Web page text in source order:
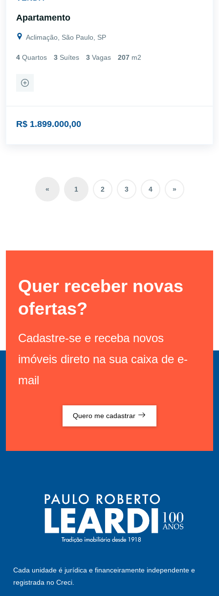
Apartamento
Aclimação, São Paulo, SP
4 Quartos 3 Suítes 3 Vagas 207 m2
R$ 1.899.000,00
« 1 2 3 4 »
Quer receber novas
ofertas?
Cadastre-se e receba novos
imóveis direto na sua caixa de e-
mail
Quero me cadastrar
Cada unidade é jurídica e financeiramente independente e
registrada no Creci.